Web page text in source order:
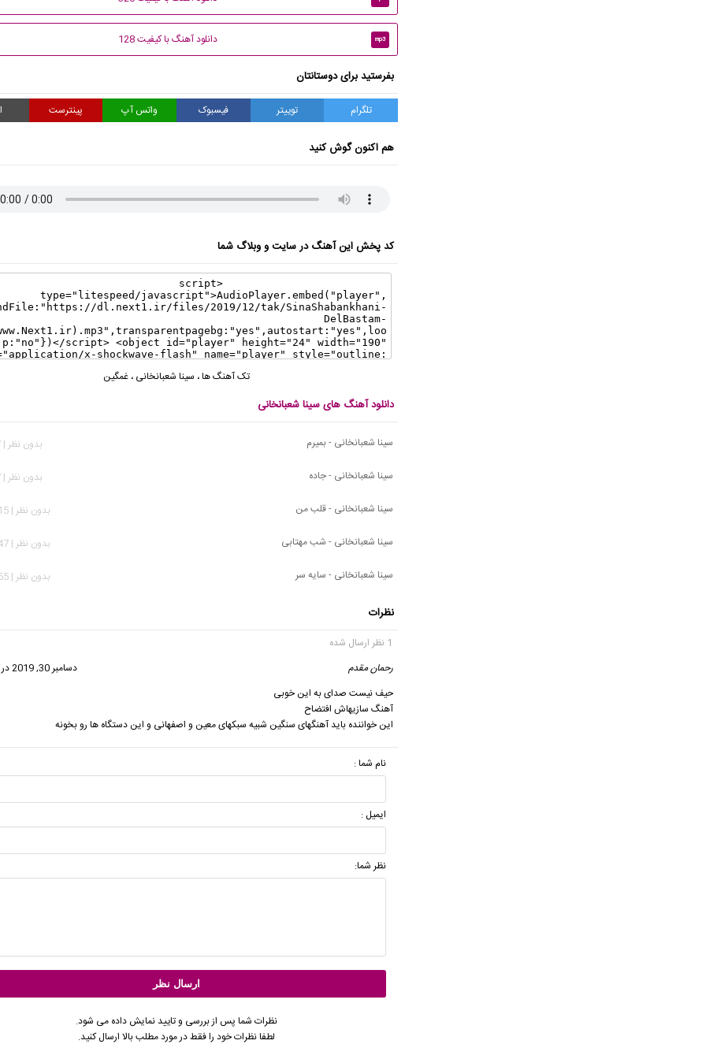
mp3 دانلود آهنگ با کیفیت 128
بفرستید برای دوستانتان
تلگرام توییتر فیسبوک واتس آپ پینترست
هم اکنون گوش کنید
کد پخش این آهنگ در سایت و وبلاگ شما
تک آهنگ ها، سینا شعبانخانی ، غمگین
دانلود آهنگ های سینا شعبانخانی
سینا شعبانخانی - بمیرم
بدون نظر | 207 بازدید
سینا شعبانخانی - جاده
بدون نظر | 647 بازدید
سینا شعبانخانی - قلب من
بدون نظر | 1,215 بازدید
سینا شعبانخانی - شب مهتابی
بدون نظر | 1,547 بازدید
سینا شعبانخانی - سایه سر
بدون نظر | 4,955 بازدید
نظرات
1 نظر ارسال شده
رحمان مقدم
دسامبر 30, 2019 در 2:49 ب.ظ
حیف نیست صدای به این خوبی
آهنگ سازیهاش افتضاح
این خواننده باید آهنگهای سنگین شبیه سبکهای معین و اصفهانی و این دستگاه ها رو بخونه
نام شما :
ایمیل :
نظر شما:
نظرات شما پس از بررسی و تایید نمایش داده می شود.
لطفا نظرات خود را فقط در مورد مطلب بالا ارسال کنید.